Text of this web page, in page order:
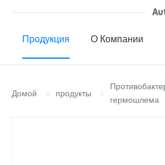
Продукция О Компании
Домой продукты
гермошлема